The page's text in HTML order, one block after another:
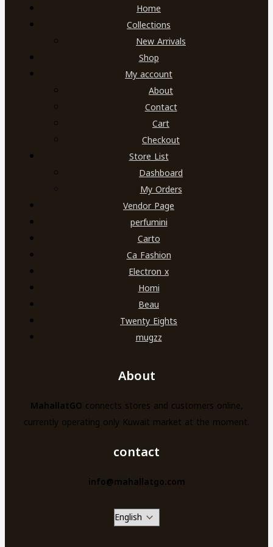
Home
Collections
New Arrivals
Shop
My account
About
Contact
Cart
Checkout
Store List
Dashboard
My Orders
Vendor Page
perfumini
Carto
Ca Fashion
Electron x
Homi
Beau
Twenty Eights
mugzz
About
MahallatGO connects stores and customers online,
currently operating only Kuwait market at the moment.
contact
info@mahallatgo.com